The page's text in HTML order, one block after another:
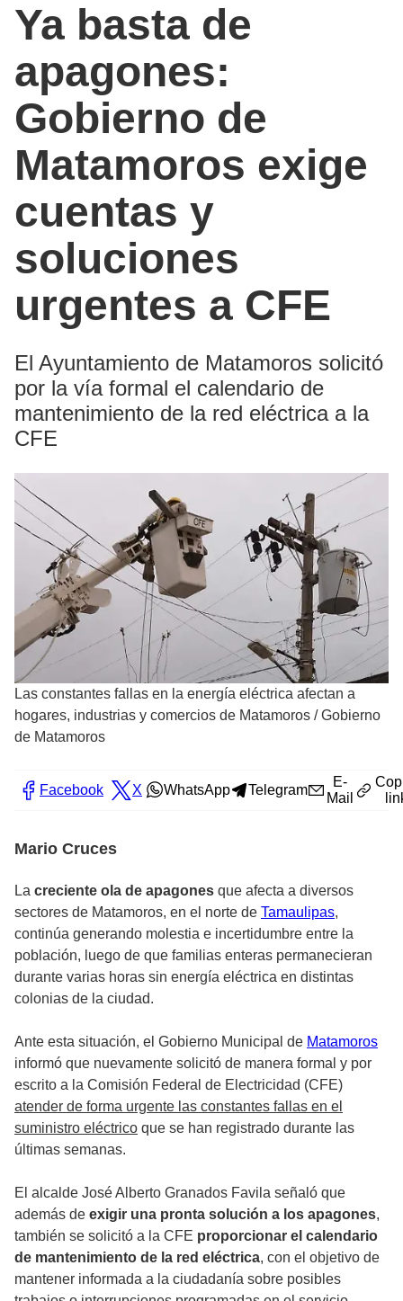
Ya basta de
apagones:
Gobierno de
Matamoros exige
cuentas y
soluciones
urgentes a CFE
El Ayuntamiento de Matamoros solicitó
por la vía formal el calendario de
mantenimiento de la red eléctrica a la
CFE
Las constantes fallas en la energía eléctrica afectan a
hogares, industrias y comercios de Matamoros /Gobierno
de Matamoros
Facebook X WhatsApp Telegram
E-
Mail
Mario Cruces
La creciente ola de apagones que afecta a diversos
sectores de Matamoros, en el norte de Tamaulipas,
continúa generando molestia e incertidumbre entre la
población, luego de que familias enteras permanecieran
durante varias horas sin energía eléctrica en distintas
colonias de la ciudad.
Ante esta situación, el Gobierno Municipal de Matamoros
informó que nuevamente solicitó de manera formal y por
escrito a la Comisión Federal de Electricidad (CFE)
atender de forma urgente las constantes fallas en el
suministro eléctrico que se han registrado durante las
últimas semanas.
El alcalde José Alberto Granados Favila señaló que
además de exigir una pronta solución a los apagones,
también se solicitó a la CFE proporcionar el calendario
de mantenimiento de la red eléctrica, con el objetivo de
mantener informada a la ciudadanía sobre posibles